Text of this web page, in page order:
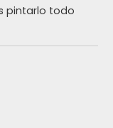
pintarlo todo